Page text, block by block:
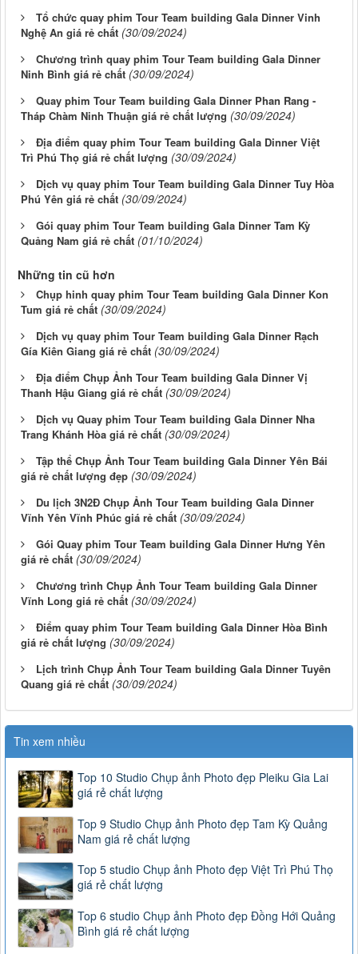
Tổ chức quay phim Tour Team building Gala Dinner Vinh
Nghệ An giá rẻ chất (30/09/2024)
Chương trình quay phim Tour Team building Gala Dinner
Ninh Bình giá rẻ chất (30/09/2024)
Quay phim Tour Team building Gala Dinner Phan Rang -
Tháp Chàm Ninh Thuận giá rẻ chất lượng (30/09/2024)
Địa điểm quay phim Tour Team building Gala Dinner Việt
Trì Phú Thọ giá rẻ chất lượng (30/09/2024)
Dịch vụ quay phim Tour Team building Gala Dinner Tuy Hòa
Phú Yên giá rẻ chất (30/09/2024)
Gói quay phim Tour Team building Gala Dinner Tam Kỳ
Quảng Nam giá rẻ chất (01/10/2024)
Những tin cũ hơn
Chụp hinh quay phim Tour Team building Gala Dinner Kon
Tum giá rẻ chất (30/09/2024)
Dịch vụ quay phim Tour Team building Gala Dinner Rạch
Gía Kiên Giang giá rẻ chất (30/09/2024)
Địa điểm Chụp Ảnh Tour Team building Gala Dinner Vị
Thanh Hậu Giang giá rẻ chất (30/09/2024)
Dịch vụ Quay phim Tour Team building Gala Dinner Nha
Trang Khánh Hòa giá rẻ chất (30/09/2024)
Tập thể Chụp Ảnh Tour Team building Gala Dinner Yên Bái
giá rẻ chất lượng đẹp (30/09/2024)
Du lịch 3N2Đ Chụp Ảnh Tour Team building Gala Dinner
Vĩnh Yên Vĩnh Phúc giá rẻ chất (30/09/2024)
Gói Quay phim Tour Team building Gala Dinner Hưng Yên
giá rẻ chất (30/09/2024)
Chương trình Chụp Ảnh Tour Team building Gala Dinner
Vĩnh Long giá rẻ chất (30/09/2024)
Điểm quay phim Tour Team building Gala Dinner Hòa Bình
giá rẻ chất lượng (30/09/2024)
Lịch trình Chụp Ảnh Tour Team building Gala Dinner Tuyên
Quang giá rẻ chất (30/09/2024)
Tin xem nhiều
Top 10 Studio Chụp ảnh Photo đẹp Pleiku Gia Lai
giá rẻ chất lượng
Top 9 Studio Chụp ảnh Photo đẹp Tam Kỳ Quảng
Nam giá rẻ chất lượng
Top 5 studio Chụp ảnh Photo đẹp Việt Trì Phú Thọ
giá rẻ chất lượng
Top 6 studio Chụp ảnh Photo đẹp Đồng Hới Quảng
Bình giá rẻ chất lượng